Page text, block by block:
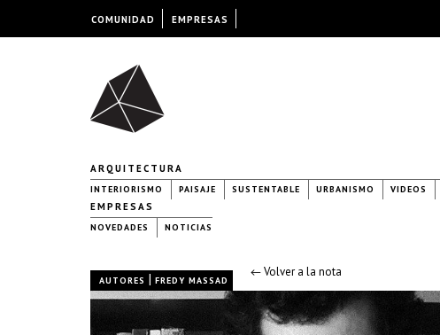
ARQUITECTURA
INTERIORISMO PAISAJE SUSTENTABLE URBANISMO VIDEOS
EMPRESAS
NOVEDADES NOTICIAS
AUTORES | FREDY MASSAD
← Volver a la nota
COMUNIDAD EMPRESAS